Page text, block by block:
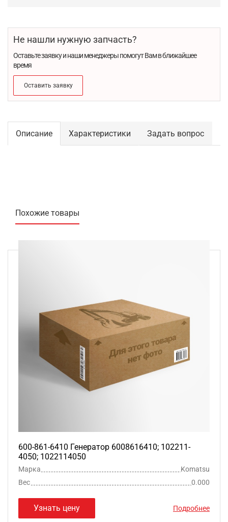
Не нашли нужную запчасть?
Оставьте заявку и наши менеджеры помогут Вам в ближайшее
время
Оставить заявку
Описание Характеристики Задать вопрос
Похожие товары
600-861-6410 Генератор 6008616410; 102211-
4050; 1022114050
Марка
Komatsu
Вес
0.000
Узнать цену Подробнее